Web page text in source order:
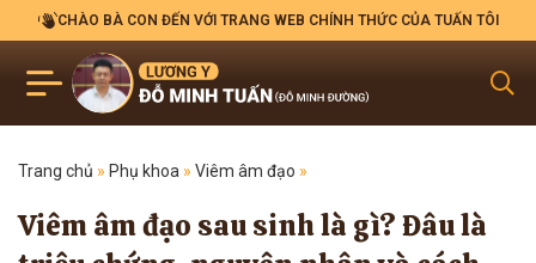
CHÀO BÀ CON ĐẾN VỚI TRANG WEB CHÍNH THỨC CỦA TUẤN TÔI
Trang chủ » Phụ khoa » Viêm âm đạo »
Viêm âm đạo sau sinh là gì? Đâu là